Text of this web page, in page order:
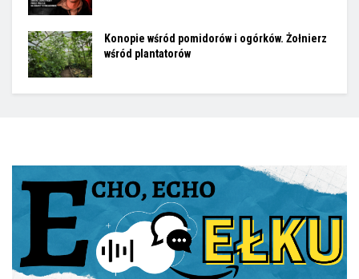
Konopie wśród pomidorów i ogórków. Żołnierz
wśród plantatorów